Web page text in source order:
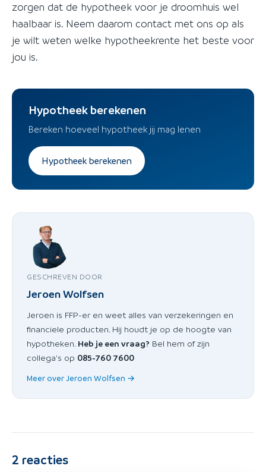
zorgen dat de hypotheek voor je droomhuis wel
haalbaar is. Neem daarom contact met ons op als
je wilt weten welke hypotheekrente het beste voor
jou is.
Hypotheek berekenen
Bereken hoeveel hypotheek jij mag lenen
Hypotheek berekenen
GESCHREVEN DOOR
Jeroen Wolfsen
Jeroen is FFP-er en weet alles van verzekeringen en
financiele producten. Hij houdt je op de hoogte van
hypotheken. Heb je een vraag? Bel hem of zijn
collega's op 085-760 7600
Meer over Jeroen Wolfsen →
2 reacties